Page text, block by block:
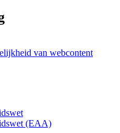
van webcontent
(EAA)